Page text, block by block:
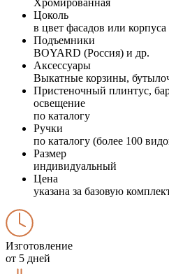
Цоколь
в цвет фасадов или корпуса
Подъемники
BOYARD (Россия) и др.
Аксессуары
Выкатные корзины,
Пристеночный плинтус,
освещение
по каталогу
Ручки
по каталогу (более 100
Размер
индивидуальный
Цена
указана за базовую
Изготовление
от 5 дней